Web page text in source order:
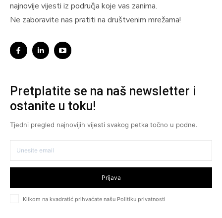
najnovije vijesti iz područja koje vas zanima.
Ne zaboravite nas pratiti na društvenim mrežama!
Pretplatite se na naš newsletter i
ostanite u toku!
Tjedni pregled najnovijih vijesti svakog petka točno u podne.
Prijava
Klikom na kvadratić prihvaćate našu Politiku privatnosti